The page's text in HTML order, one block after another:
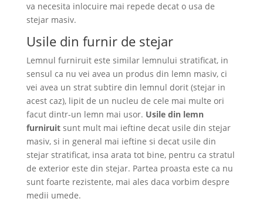
va necesita inlocuire mai repede decat o usa de
stejar masiv.
Usile din furnir de stejar
Lemnul furniruit este similar lemnului stratificat, in
sensul ca nu vei avea un produs din lemn masiv, ci
vei avea un strat subtire din lemnul dorit (stejar in
acest caz), lipit de un nucleu de cele mai multe ori
facut dintr-un lemn mai usor. Usile din lemn
furniruitsunt mult mai ieftine decat usile din stejar
masiv, si in general mai ieftine si decat usile din
stejar stratificat, insa arata tot bine, pentru ca stratul
de exterior este din stejar. Partea proasta este ca nu
sunt foarte rezistente, mai ales daca vorbim despre
medii umede.